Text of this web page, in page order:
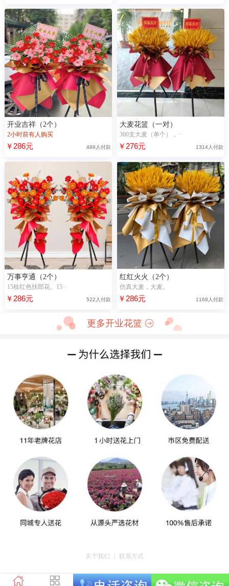
开业吉祥（2个）
2小时前有人购买
￥286元 489人付款
大麦花篮（一对）
300支大麦（单个），··
￥276元 1314人付款
万事亨通（2个）
15枝红色扶郎花、15··
￥286元 522人付款
红红火火（2个）
仿真大麦，大麦。
￥286元 1168人付款
更多开业花篮
关于我们 联系方式
版权所有：荣昌区昌州街道爱神鲜花店 地址：重庆市荣昌区昌州街道迎宾大道
南段3号35幢4-20 电话：tel023-46761716